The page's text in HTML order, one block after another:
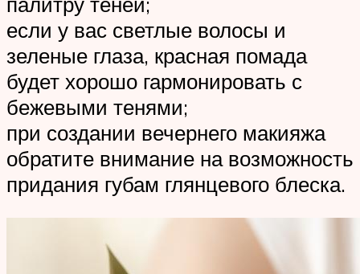
если у вас светлые волосы и
зеленые глаза, красная помада
будет хорошо гармонировать с
бежевыми тенями;
при создании вечернего макияжа
обратите внимание на возможность
придания губам глянцевого блеска.